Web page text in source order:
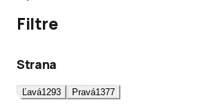
Filtre
Strana
Ľavá1293 Pravá1377